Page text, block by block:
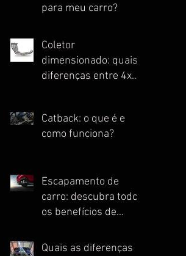
para meu carro?
Coletor
dimensionado: quais
diferenças entre 4x1,
Catback: o que é e
como funciona?
Escapamento de
carro: descubra todos
os benefícios de
Quais as diferenças